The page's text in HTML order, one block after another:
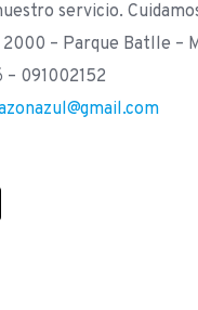
servicio.
– Parque Batlle –
091002152